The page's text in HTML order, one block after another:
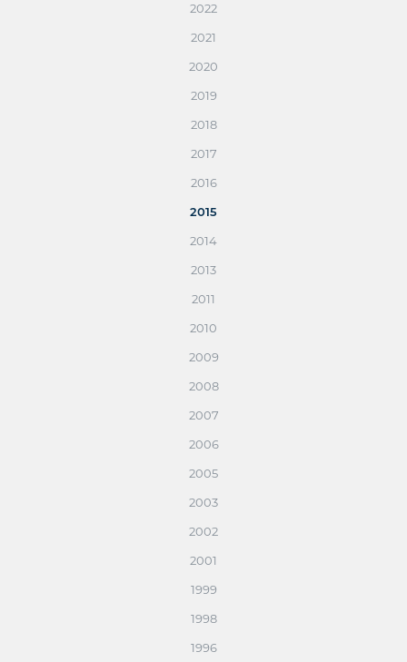
2022
2021
2020
2019
2018
2017
2016
2015
2014
2013
2011
2010
2009
2008
2007
2006
2005
2003
2002
2001
1999
1998
1996